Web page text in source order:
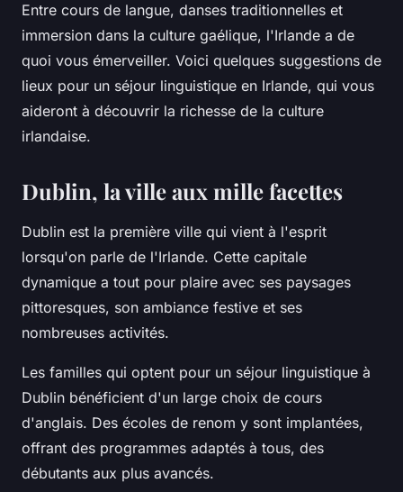
Entre cours de langue, danses traditionnelles et
immersion dans la culture gaélique, l'Irlande a de
quoi vous émerveiller. Voici quelques suggestions de
lieux pour un séjour linguistique en Irlande, qui vous
aideront à découvrir la richesse de la culture
irlandaise.
Dublin, la ville aux mille facettes
Dublin est la première ville qui vient à l'esprit
lorsqu'on parle de l'Irlande. Cette capitale
dynamique a tout pour plaire avec ses paysages
pittoresques, son ambiance festive et ses
nombreuses activités.
Les familles qui optent pour un séjour linguistique à
Dublin bénéficient d'un large choix de cours
d'anglais. Des écoles de renom y sont implantées,
offrant des programmes adaptés à tous, des
débutants aux plus avancés.